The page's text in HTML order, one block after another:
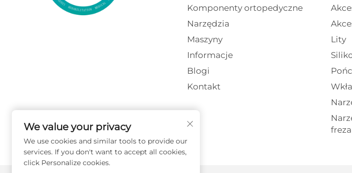
Komponenty ortopedyczne
Narzędzia
Maszyny
Informacje
Blogi
Kontakt
Lity
We value your privacy
We use cookies and similar tools to provide our
services. If you don't want to accept all cookies,
click Personalize cookies.